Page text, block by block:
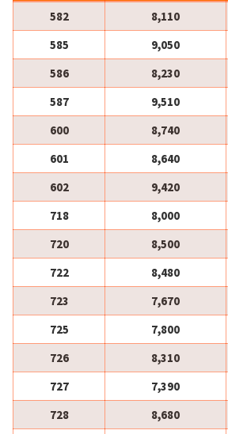
582
8,110
585
9,050
586
8,230
587
9,510
600
8,740
601
8,640
602
9,420
718
8,000
720
8,500
722
8,480
723
7,670
725
7,800
726
8,310
727
7,390
728
8,680